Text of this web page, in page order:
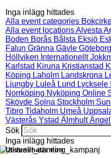
Inga inlägg hittades
Alla event categories
Alla event locationsAlvesta
Boden Borås Bålsta Eksjö
Falun Gränna Gävle Göteborg
Höllviken Internationellt
Karlstad Kiruna Kristianstad
Köping Laholm Landskrona
Ljungby Luleå Lund Lycksele
Norrköping Nyköping Online
Skövde Solna Stockholm
Tibro Tidaholm Umeå
Västerås Ystad Älmhult
Sök
Inga inlägg hittades
Ut venenatis non